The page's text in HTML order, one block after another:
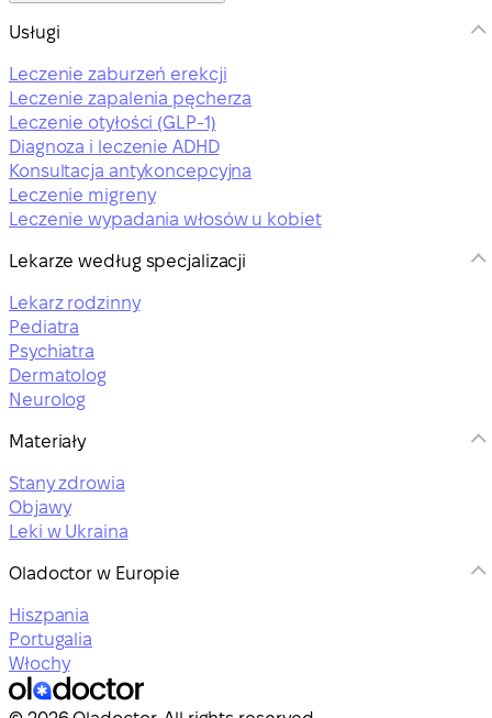
Usługi
Leczenie zaburzeń erekcji
Leczenie zapalenia pęcherza
Leczenie otyłości (GLP-1)
Diagnoza i leczenie ADHD
Konsultacja antykoncepcyjna
Leczenie migreny
Leczenie wypadania włosów u kobiet
Lekarze według specjalizacji
Lekarz rodzinny
Pediatra
Psychiatra
Dermatolog
Neurolog
Materiały
Stany zdrowia
Objawy
Leki w Ukraina
Oladoctor w Europie
Hiszpania
Portugalia
Włochy